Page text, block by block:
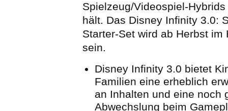
Spielzeug/Videospiel-
hält. Das Disney Infinity 3.0:
Starter-Set wird ab Herbst im
sein.
Disney Infinity 3.0 bietet
Familien eine erheblich
an Inhalten und eine noch
Abwechslung beim